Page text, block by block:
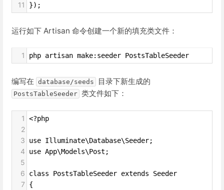
11 });
运行如下 Artisan 命令创建一个新的填充类文件：
1 php artisan make:seeder PostsTableSeeder
编写在 database/seeds 目录下新生成的
PostsTableSeeder 类文件如下：
1 <?php
2
3
use Illuminate\Database\Seeder;
4 use App\Models\Post;
5
6
class PostsTableSeeder extends Seeder
7 {